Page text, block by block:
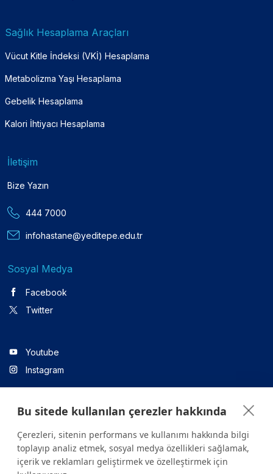
Sağlık Hesaplama Araçları
Vücut Kitle İndeksi (VKİ) Hesaplama
Metabolizma Yaşı Hesaplama
Gebelik Hesaplama
Kalori İhtiyacı Hesaplama
İletişim
Bize Yazın
444 7000
infohastane@yeditepe.edu.tr
Sosyal Medya
Facebook
Twitter
Youtube
Instagram
Linkedin
Sitede yer alan tüm içerikler yalnızca bilgilendirme amaçlıdır.
Bu sitede kullanılan çerezler hakkında
Çerezleri, sitenin performans ve kullanımı hakkında bilgi
toplayıp analiz etmek, sosyal medya özellikleri sağlamak,
içerik ve reklamları geliştirmek ve özelleştirmek için